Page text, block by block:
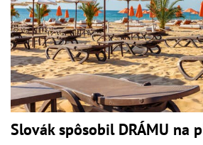
Slovák spôsobil DRÁMU na